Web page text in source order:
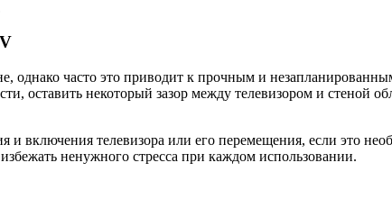
однако часто это приводит к прочным и
оставить некоторый зазор между телевизором и стеной
включения телевизора или его перемещения, если это
ненужного стресса при каждом использовании.